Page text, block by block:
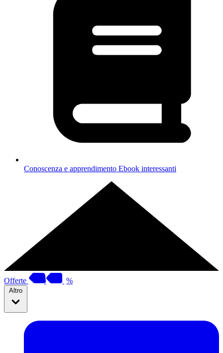
Conoscenza e apprendimento Ebook interessanti
Offerte %
Altro